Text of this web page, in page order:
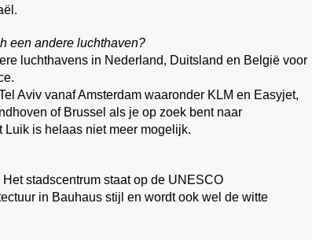
een andere luchthaven?
luchthavens in Nederland, Duitsland en België voor
Aviv vanaf Amsterdam waaronder KLM en Easyjet,
of Brussel als je op zoek bent naar
is helaas niet meer mogelijk.
stadscentrum staat op de UNESCO
in Bauhaus stijl en wordt ook wel de witte